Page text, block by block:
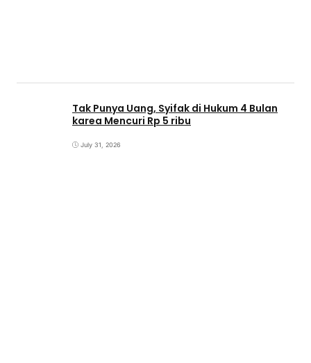
Tak Punya Uang, Syifak di Hukum 4 Bulan
karea Mencuri Rp 5 ribu
July 31, 2026